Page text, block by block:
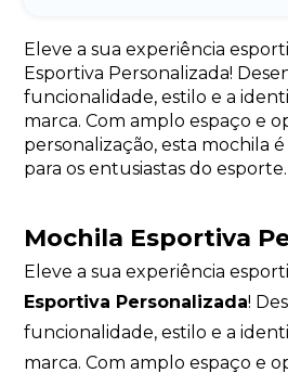
Eleve a sua experiência
Esportiva Personalizada!
funcionalidade, estilo e a
marca. Com amplo espaço e
personalização, esta mochila é
para os entusiastas do esporte.
Mochila Esportiva
Eleve a sua experiência
Esportiva Personalizada!
funcionalidade, estilo e a
marca. Com amplo espaço e